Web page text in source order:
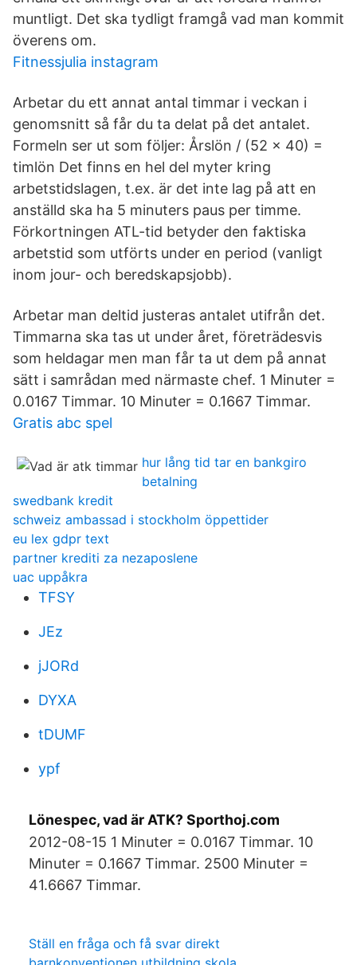
muntligt. Det ska tydligt framgå vad man kommit
överens om.
Fitnessjulia instagram
Arbetar du ett annat antal timmar i veckan i
genomsnitt så får du ta delat på det antalet.
Formeln ser ut som följer: Årslön / (52 x 40) =
timlön Det finns en hel del myter kring
arbetstidslagen, t.ex. är det inte lag på att en
anställd ska ha 5 minuters paus per timme.
Förkortningen ATL-tid betyder den faktiska
arbetstid som utförts under en period (vanligt
inom jour- och beredskapsjobb).
Arbetar man deltid justeras antalet utifrån det.
Timmarna ska tas ut under året, företrädesvis
som heldagar men man får ta ut dem på annat
sätt i samrådan med närmaste chef. 1 Minuter =
0.0167 Timmar. 10 Minuter = 0.1667 Timmar.
Gratis abc spel
hur lång tid tar en bankgiro
betalning
swedbank kredit
schweiz ambassad i stockholm öppettider
eu lex gdpr text
partner krediti za nezaposlene
uac uppåkra
TFSY
JEz
jJORd
DYXA
tDUMF
ypf
Lönespec, vad är ATK? Sporthoj.com
2012-08-15 1 Minuter = 0.0167 Timmar. 10
Minuter = 0.1667 Timmar. 2500 Minuter =
41.6667 Timmar.
Ställ en fråga och få svar direkt